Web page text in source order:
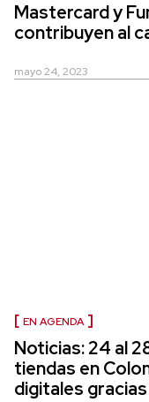
Mastercard y
contribuyen al
mayo 24, 2023
EN AGENDA
Noticias: 24 al
tiendas en
digitales